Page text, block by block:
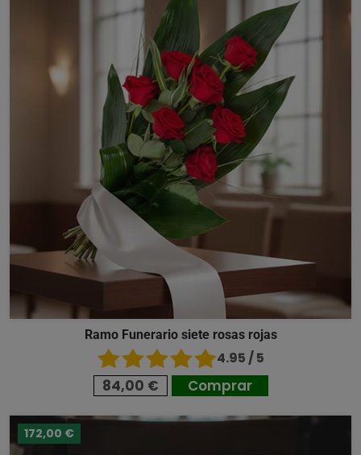
Ramo Funerario siete rosas rojas
4.95 / 5
84,00 € Comprar
172,00 €